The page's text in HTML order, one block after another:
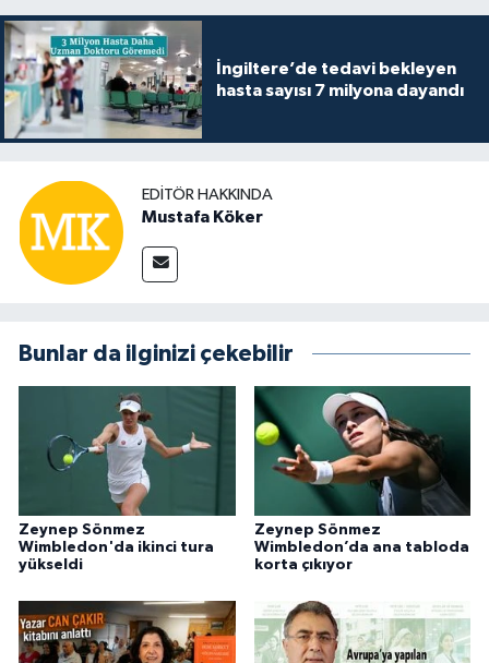
İngiltere’de tedavi bekleyen
hasta sayısı 7 milyona dayandı
EDITÖR HAKKINDA
Mustafa Köker
Bunlar da ilginizi çekebilir
Zeynep Sönmez
Wimbledon'da ikinci tura
yükseldi
Zeynep Sönmez
Wimbledon’da ana tabloda
korta çıkıyor